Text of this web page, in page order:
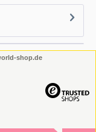
shop.de